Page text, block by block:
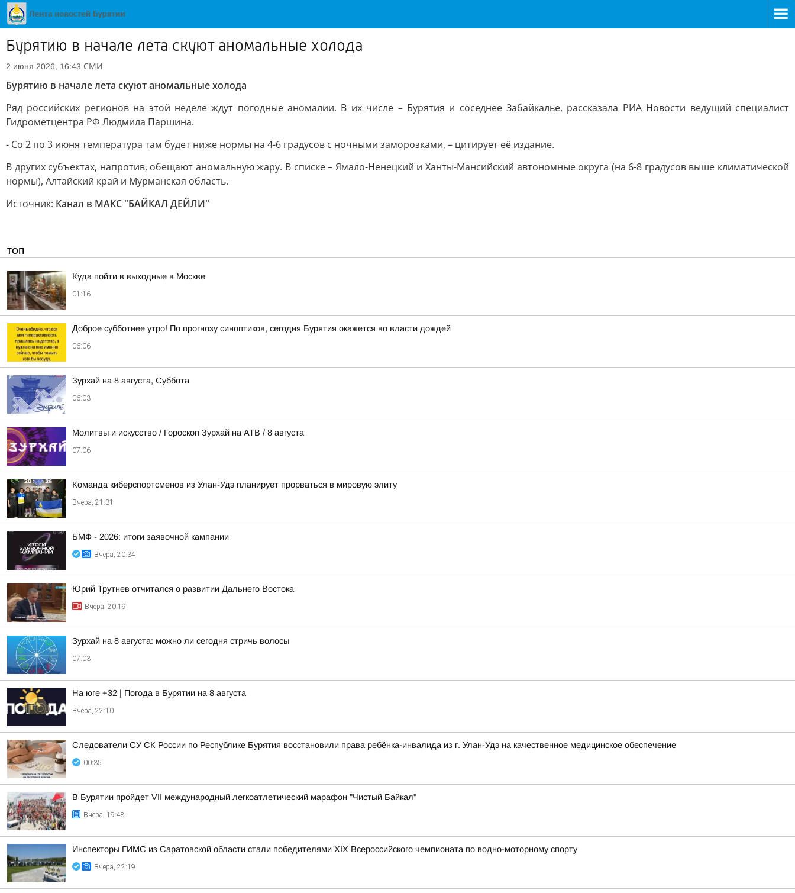
Бурятию в начале лета скуют аномальные холода
2 июня 2026, 16:43 СМИ
Бурятию в начале лета скуют аномальные холода
Ряд российских регионов на этой неделе ждут погодные аномалии. В их числе – Бурятия и соседнее Забайкалье, рассказала РИА Новости ведущий специалист
Гидрометцентра РФ Людмила Паршина.
- Со 2 по 3 июня температура там будет ниже нормы на 4-6 градусов с ночными заморозками, – цитирует её издание.
В других субъектах, напротив, обещают аномальную жару. В списке – Ямало-Ненецкий и Ханты-Мансийский автономные округа (на 6-8 градусов выше климатической
нормы), Алтайский край и Мурманская область.
Источник: Канал в МАКС "БАЙКАЛ ДЕЙЛИ"
ТОП
Куда пойти в выходные в Москве
01:16
Доброе субботнее утро! По прогнозу синоптиков, сегодня Бурятия окажется во власти дождей
06:06
Зурхай на 8 августа, Суббота
06:03
Молитвы и искусство / Гороскоп Зурхай на АТВ / 8 августа
07:06
Команда киберспортсменов из Улан-Удэ планирует прорваться в мировую элиту
Вчера, 21:31
БМФ - 2026: итоги заявочной кампании
Вчера, 20:34
Юрий Трутнев отчитался о развитии Дальнего Востока
Вчера, 20:19
Зурхай на 8 августа: можно ли сегодня стричь волосы
07:03
На юге +32 | Погода в Бурятии на 8 августа
Вчера, 22:10
Следователи СУ СК России по Республике Бурятия восстановили права ребёнка-инвалида из г. Улан-Удэ на качественное медицинское обеспечение
00:35
В Бурятии пройдет VII международный легкоатлетический марафон "Чистый Байкал"
Вчера, 19:48
Инспекторы ГИМС из Саратовской области стали победителями XIX Всероссийского чемпионата по водно-моторному спорту
Вчера, 22:19